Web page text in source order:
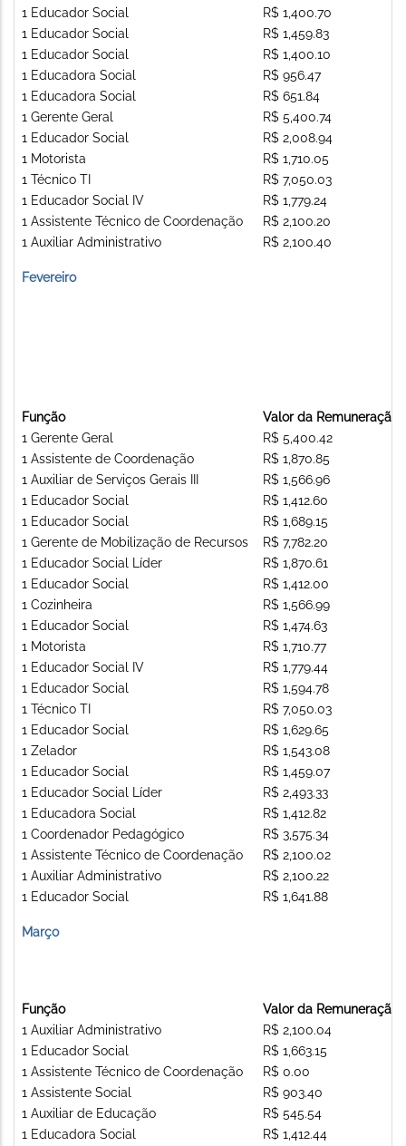
1 Educador Social
1 Educador Social
1 Educador Social
1 Educadora Social
1 Educadora Social
1 Gerente Geral
1 Educador Social
1 Motorista
1 Técnico TI
1 Educador Social IV
1 Assistente Técnico de Coordenação
1 Auxiliar Administrativo
R$ 1,400.70
R$ 1,459.83
R$ 1,400.10
R$ 956.47
R$ 651.84
R$ 5,400.74
R$ 2,008.94
R$ 1,710.05
R$ 7,050.03
R$ 1,779.24
R$ 2,100.20
R$ 2,100.40
Fevereiro
Função
1 Gerente Geral
1 Assistente de Coordenação
1 Auxiliar de Serviços Gerais III
1 Educador Social
1 Educador Social
1 Gerente de Mobilização de Recursos
1 Educador Social Líder
1 Educador Social
1 Cozinheira
1 Educador Social
1 Motorista
1 Educador Social IV
1 Educador Social
1 Técnico TI
1 Educador Social
1 Zelador
1 Educador Social
1 Educador Social Líder
1 Educadora Social
1 Coordenador Pedagógico
1 Assistente Técnico de Coordenação
1 Auxiliar Administrativo
1 Educador Social
Valor da Remuneração
R$ 5,400.42
R$ 1,870.85
R$ 1,566.96
R$ 1,412.60
R$ 1,689.15
R$ 7,782.20
R$ 1,870.61
R$ 1,412.00
R$ 1,566.99
R$ 1,474.63
R$ 1,710.77
R$ 1,779.44
R$ 1,594.78
R$ 7,050.03
R$ 1,629.65
R$ 1,543.08
R$ 1,459.07
R$ 2,493.33
R$ 1,412.82
R$ 3,575.34
R$ 2,100.02
R$ 2,100.22
R$ 1,641.88
Março
Função
1 Auxiliar Administrativo
1 Educador Social
1 Assistente Técnico de Coordenação
1 Assistente Social
1 Auxiliar de Educação
1 Educadora Social
Valor da Remuneração
R$ 2,100.04
R$ 1,663.15
R$ 0.00
R$ 903.40
R$ 545.54
R$ 1,412.44